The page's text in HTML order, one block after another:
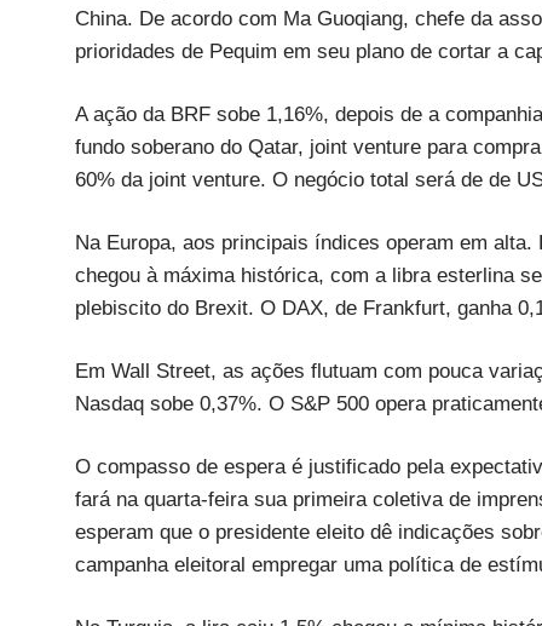
China. De acordo com Ma Guoqiang, chefe da
prioridades de Pequim em seu plano de cortar a
A ação da BRF sobe 1,16%, depois de a
fundo soberano do Qatar, joint venture para
60% da joint venture. O negócio total será de de
Na Europa, aos principais índices operam em
chegou à máxima histórica, com a libra esterlina
plebiscito do Brexit. O DAX, de Frankfurt, ganha
Em Wall Street, as ações flutuam com pouca
Nasdaq sobe 0,37%. O S&P 500 opera
O compasso de espera é justificado pela
fará na quarta-feira sua primeira coletiva de
esperam que o presidente eleito dê indicações
campanha eleitoral empregar uma política de